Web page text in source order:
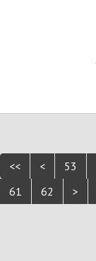
<< < 53
61
62 >